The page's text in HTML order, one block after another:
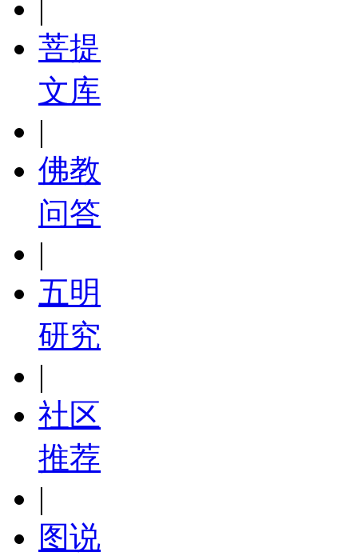
|
菩提
文库
|
佛教
问答
|
五明
研究
|
社区
推荐
|
图说